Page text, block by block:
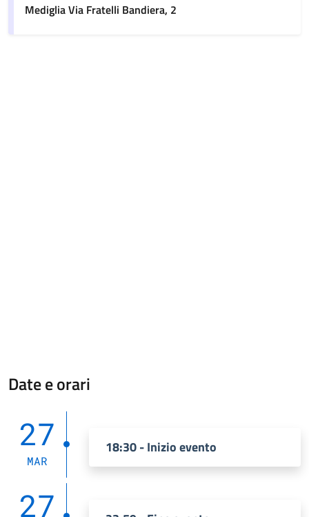
Mediglia Via Fratelli Bandiera, 2
Date e orari
27
MAR
18:30 - Inizio evento
27